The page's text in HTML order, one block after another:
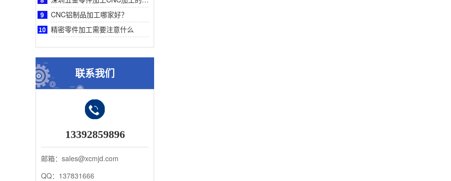
CNC铝制品加工哪家好？
精密零件加工需要注意什么
联系我们
13392859896
邮箱：sales@xcmjd.com
QQ：137831666